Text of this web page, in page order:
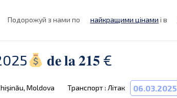
Подорожуй з нами по найкращими цінами і в
𝐝𝐞 𝐥𝐚 𝟐𝟏𝟓 €
Moldova Транспорт : Літак 06.03.2025